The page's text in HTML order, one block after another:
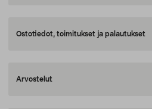
Ostotiedot, toimitukset ja palautukset
Arvostelut